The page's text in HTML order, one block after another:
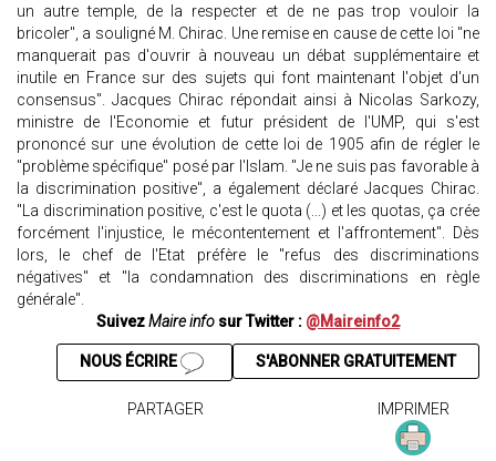
un autre temple, de la respecter et de ne pas trop vouloir la
bricoler", a souligné M. Chirac. Une remise en cause de cette loi "ne
manquerait pas d'ouvrir à nouveau un débat supplémentaire et
inutile en France sur des sujets qui font maintenant l'objet d'un
consensus". Jacques Chirac répondait ainsi à Nicolas Sarkozy,
ministre de l'Economie et futur président de l'UMP, qui s'est
prononcé sur une évolution de cette loi de 1905 afin de régler le
"problème spécifique" posé par l'Islam. "Je ne suis pas favorable à
la discrimination positive", a également déclaré Jacques Chirac.
"La discrimination positive, c'est le quota (...) et les quotas, ça crée
forcément l'injustice, le mécontentement et l'affrontement". Dès
lors, le chef de l'Etat préfère le "refus des discriminations
négatives" et "la condamnation des discriminations en règle
générale".
SuivezMaire info sur Twitter : @Maireinfo2
S'ABONNER GRATUITEMENT
NOUS ÉCRIRE
PARTAGER IMPRIMER